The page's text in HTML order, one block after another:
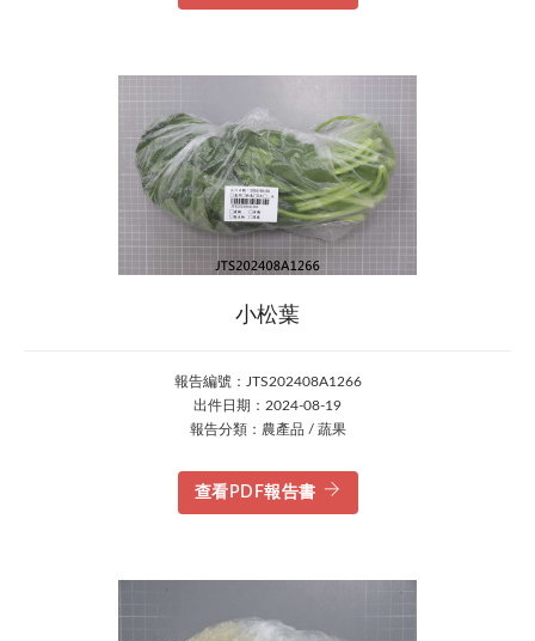
小松葉
報告編號：JTS202408A1266
出件日期：2024-08-19
報告分類：農產品 / 蔬果
查看PDF報告書